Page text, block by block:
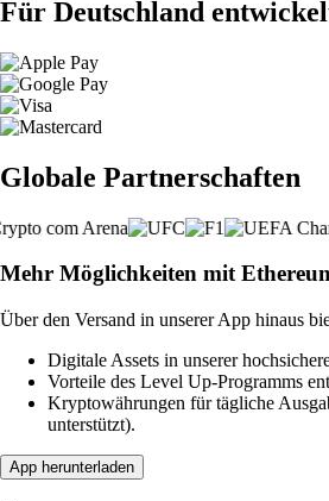
Für Deutschland
Globale Partnerschaften
Mehr Möglichkeiten mit
Über den Versand in unserer App hinaus
Digitale Assets in unserer
Vorteile des Level Up-Programms
Kryptowährungen für tägliche
unterstützt).
App herunterladen